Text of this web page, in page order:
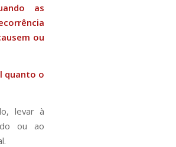
as
ou
quanto o
levar à
ou ao